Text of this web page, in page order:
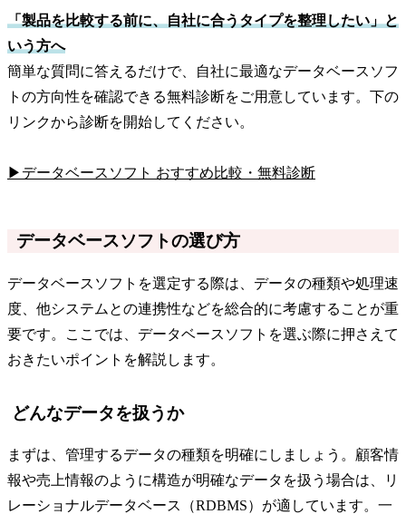
「製品を比較する前に、自社に合うタイプを整理したい」と
いう方へ
簡単な質問に答えるだけで、自社に最適なデータベースソフ
トの方向性を確認できる無料診断をご用意しています。下の
リンクから診断を開始してください。
▶データベースソフト おすすめ比較・無料診断
データベースソフトの選び方
データベースソフトを選定する際は、データの種類や処理速
度、他システムとの連携性などを総合的に考慮することが重
要です。ここでは、データベースソフトを選ぶ際に押さえて
おきたいポイントを解説します。
どんなデータを扱うか
まずは、管理するデータの種類を明確にしましょう。顧客情
報や売上情報のように構造が明確なデータを扱う場合は、リ
レーショナルデータベース（RDBMS）が適しています。一